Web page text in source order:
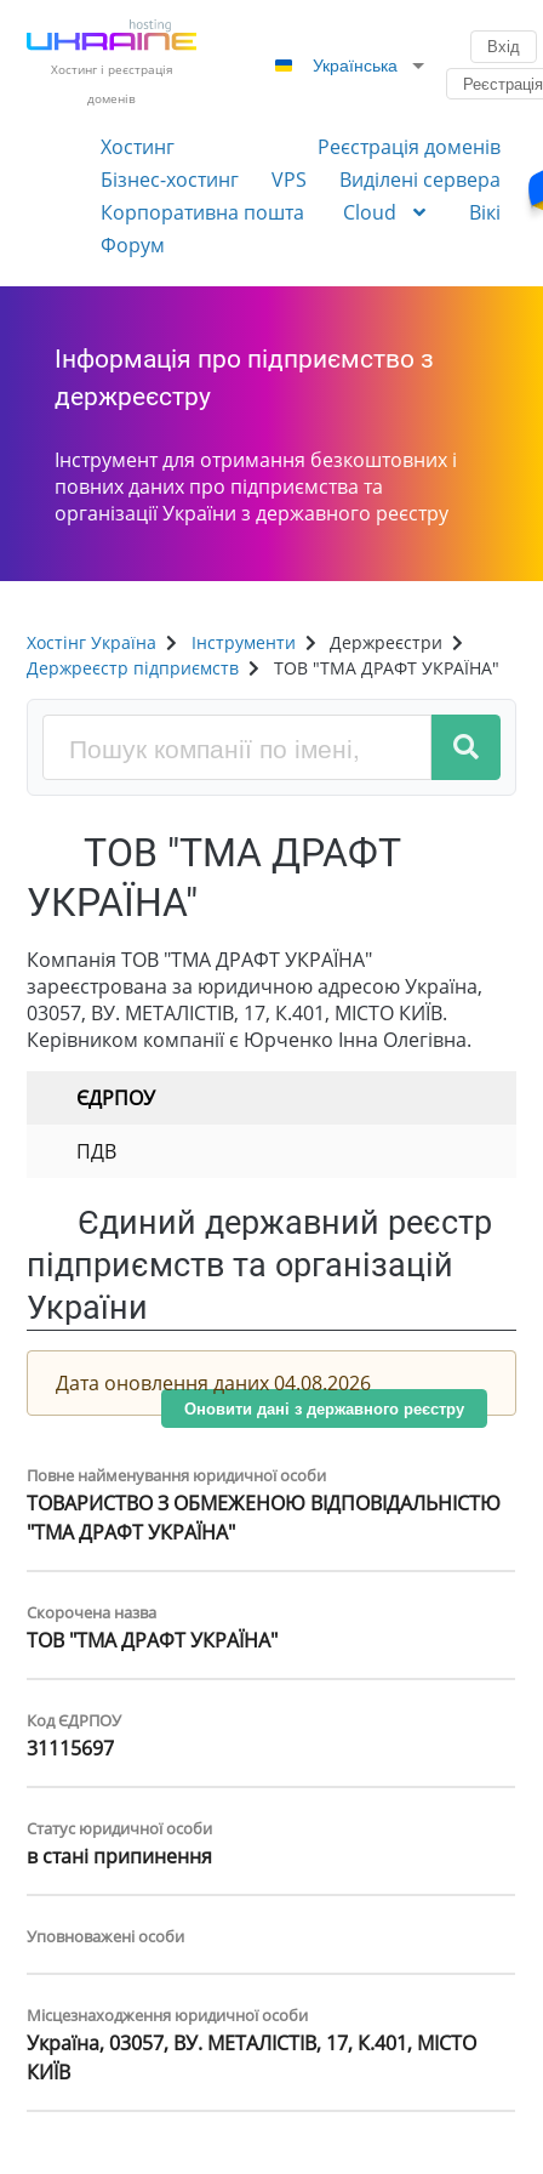
Хостинг і реєстрація
доменів
Українська
Вхід
Реєстрація
Хостинг
Реєстрація доменів
Бізнес-хостинг
VPS
Виділені сервера
Корпоративна пошта
Cloud
Вікі
Форум
Інформація про підприємство з
держреєстру
Інструмент для отримання безкоштовних і
повних даних про підприємства та
організації України з державного реєстру
Хостінг Україна Інструменти
Держреєстри
Держреєстр підприємств
ТОВ "ТМА ДРАФТ УКРАЇНА"
ТОВ "ТМА ДРАФТ
УКРАЇНА"
Компанія ТОВ "ТМА ДРАФТ УКРАЇНА"
зареєстрована за юридичною адресою Україна,
03057, ВУ. МЕТАЛІСТІВ, 17, К.401, МІСТО КИЇВ.
Керівником компанії є Юрченко Інна Олегівна.
ЄДРПОУ
ПДВ
Єдиний державний реєстр
підприємств та організацій
України
Дата оновлення даних 04.08.2026
Оновити дані з державного реєстру
Повне найменування юридичної особи
ТОВАРИСТВО З ОБМЕЖЕНОЮ ВІДПОВІДАЛЬНІСТЮ
"ТМА ДРАФТ УКРАЇНА"
Скорочена назва
ТОВ "ТМА ДРАФТ УКРАЇНА"
Код ЄДРПОУ
31115697
Статус юридичної особи
в стані припинення
Уповноважені особи
Місцезнаходження юридичної особи
Україна, 03057, ВУ. МЕТАЛІСТІВ, 17, К.401, МІСТО
КИЇВ